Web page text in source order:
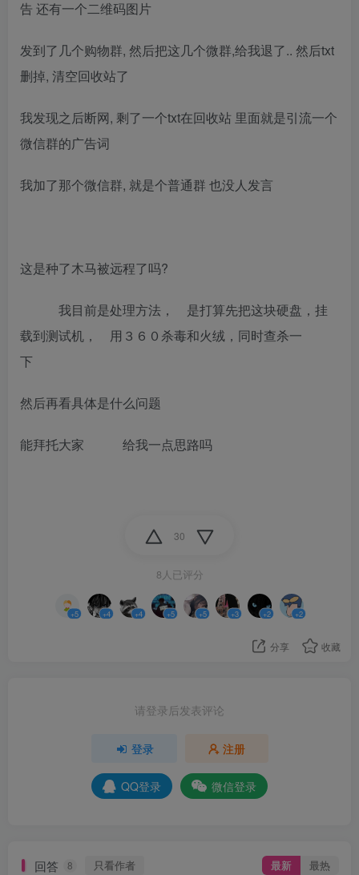
告 还有一个二维码图片
发到了几个购物群, 然后把这几个微群,给我退了.. 然后txt
删掉, 清空回收站了
我发现之后断网, 剩了一个txt在回收站 里面就是引流一个
微信群的广告词
我加了那个微信群, 就是个普通群 也没人发言
这是种了木马被远程了吗?
我目前是处理方法， 是打算先把这块硬盘，挂
载到测试机， 用３６０杀毒和火绒，同时查杀一
下
然后再看具体是什么问题
能拜托大家 给我一点思路吗
30
8人已评分
+5 +4 +4 +5 +5 +3 +2 +2
分享 收藏
请登录后发表评论
登录 注册
QQ登录 微信登录
回答 8 只看作者 最新 最热